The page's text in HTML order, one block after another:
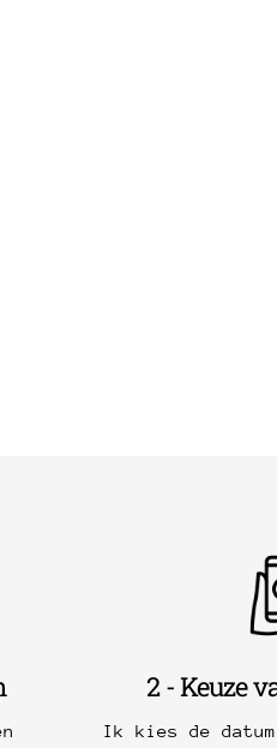
2 - Keuze
Ik kies de